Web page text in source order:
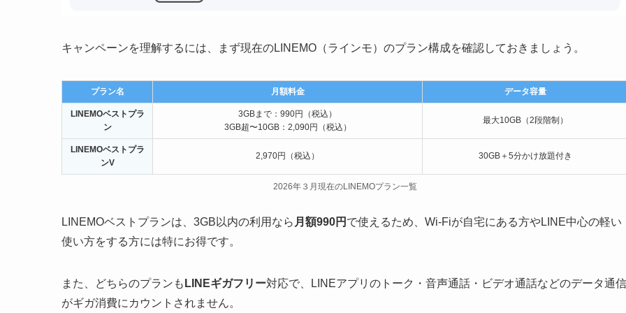
キャンペーンを理解するには、まず現在のLINEMO（ラインモ）のプラン構成を確認しておきましょう。
プラン名 月額料金 データ容量
LINEMOベストプラ
ン
3GBまで：990円（税込）
3GB超〜10GB：2,090円（税込）
最大10GB（2段階制）
LINEMOベストプラ
ンV
2,970円（税込） 30GB＋5分かけ放題付き
2026年３月現在のLINEMOプラン一覧
LINEMOベストプランは、3GB以内の利用なら 月額990円 で使えるため、Wi-Fiが自宅にある方やLINE中心の軽い
使い方をする方には特にお得です。
また、どちらのプランも LINEギガフリー対応で、LINEアプリのトーク・音声通話・ビデオ通話などのデータ通信
がギガ消費にカウントされません。